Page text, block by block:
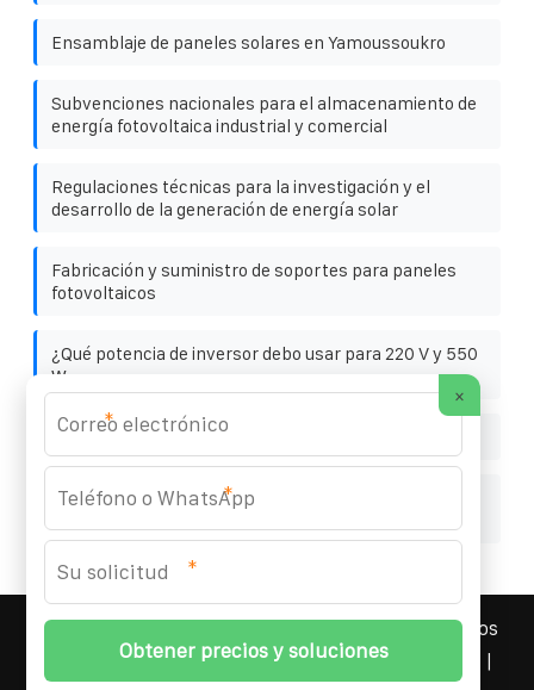
Ensamblaje de paneles solares en Yamoussoukro
Subvenciones nacionales para el almacenamiento de
energía fotovoltaica industrial y comercial
Regulaciones técnicas para la investigación y el
desarrollo de la generación de energía solar
Fabricación y suministro de soportes para paneles
fotovoltaicos
¿Qué potencia de inversor debo usar para 220 V y 550
W
¿Qué es el exterior en la estación base
Espesor de la pared del contenedor de la batería de
YOUFOTO INDUSTRIAL SOLAR
2026 Todos los
derechos reservados. | Teléfono:+34 91 527 43 18
×
*
*
*